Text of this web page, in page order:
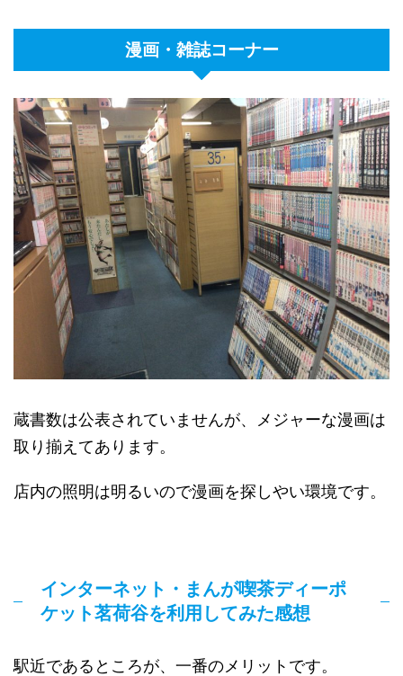
漫画・雑誌コーナー
蔵書数は公表されていませんが、メジャーな漫画は
取り揃えてあります。
店内の照明は明るいので漫画を探しやい環境です。
インターネット・まんが喫茶ディーポ
ケット茗荷谷を利用してみた感想
駅近であるところが、一番のメリットです。